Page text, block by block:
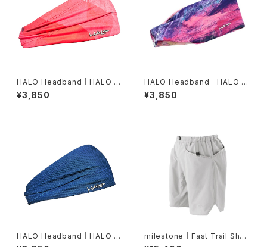
HALO Headband｜HALO バ
ンディット JP（Vinst）
¥3,850
HALO Headband｜HALO バ
ンディット JP（dusk）
¥3,850
HALO Headband｜HALO バ
ンディット JP（Air Abyss Blu
milestone｜Fast Trail Shor
ts（グレーシャーシルバー）